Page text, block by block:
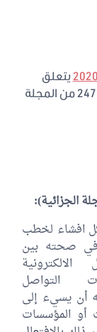
يتعلق
بتنقيح الفصلين 245 و 247 من المجلة
افشاء لخطب
صحته بين
التواصل
أن يسيء إلى
أو المؤسسات